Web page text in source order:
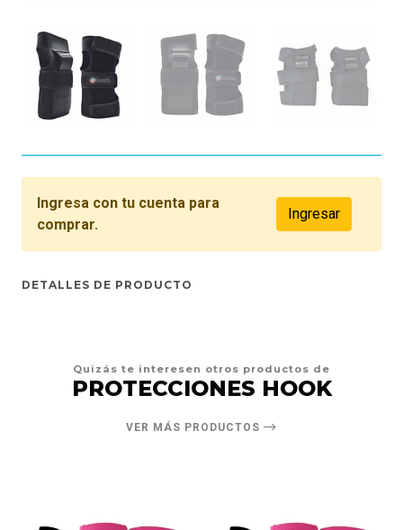
Ingresa con tu cuenta para
comprar.
Ingresar
DETALLES DE PRODUCTO
Quizás te interesen otros productos de
PROTECCIONES HOOK
VER MÁS PRODUCTOS